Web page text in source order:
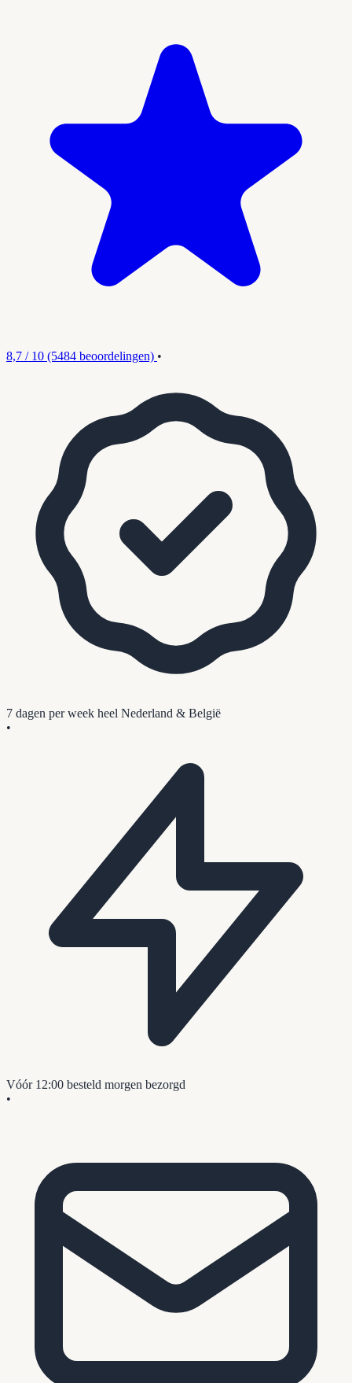
8,7 / 10 (5484 beoordelingen) •
7 dagen per week heel Nederland & België
•
Vóór 12:00 besteld morgen bezorgd
•